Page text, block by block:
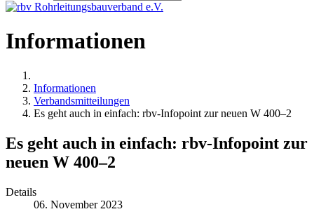
Informationen
Informationen
Verbandsmitteilungen
Es geht auch in einfach: rbv-Infopoint zur neuen W 400–2
Es geht auch in einfach: rbv-Infopoint zur
neuen W 400–2
Details
06. November 2023